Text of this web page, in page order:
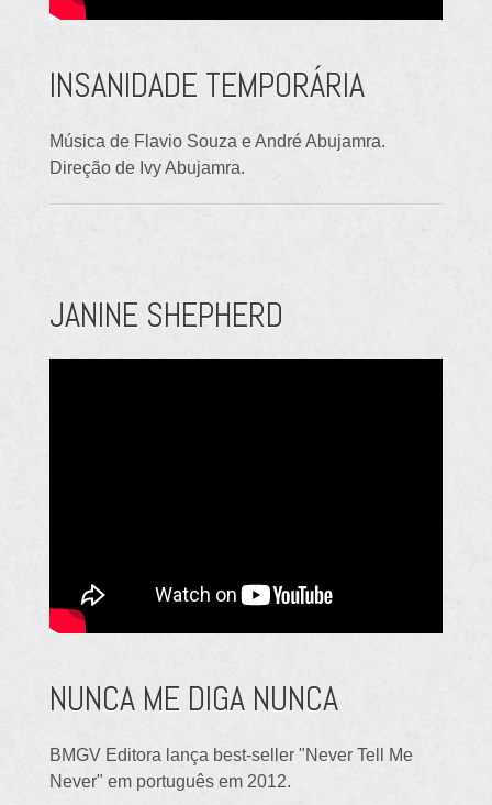
INSANIDADE TEMPORÁRIA
Música de Flavio Souza e André Abujamra.
Direção de Ivy Abujamra.
JANINE SHEPHERD
NUNCA ME DIGA NUNCA
BMGV Editora lança best-seller "Never Tell Me
Never" em português em 2012.